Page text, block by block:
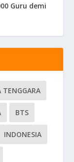
Guru demi
TENGGARA
BTS
INDONESIA